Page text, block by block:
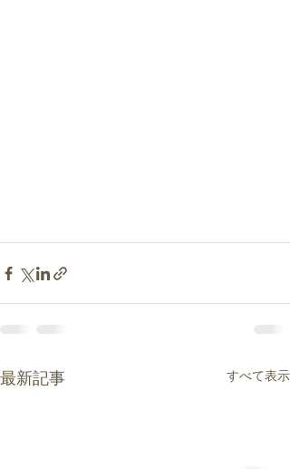
最新記事 すべて表示